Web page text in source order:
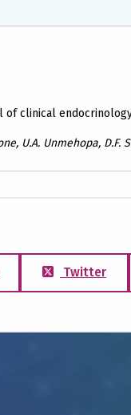
of clinical
U.A. Unmehopa, D.F.
Twitter